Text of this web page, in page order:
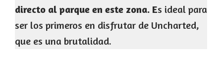
directo al parque en este zona. Es ideal para
ser los primeros en disfrutar de Uncharted,
que es una brutalidad.